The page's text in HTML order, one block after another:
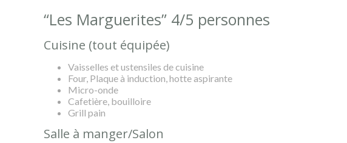
“Les Marguerites” 4/5 personnes
Cuisine (tout équipée)
Vaisselles et ustensiles de cuisine
Four, Plaque à induction, hotte aspirante
Micro-onde
Cafetière, bouilloire
Grill pain
Salle à manger/Salon